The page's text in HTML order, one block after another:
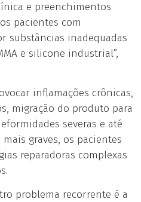
e preenchimentos
pacientes com
substâncias inadequadas
e silicone industrial”,
inflamações crônicas,
migração do produto para
severas e até
graves, os pacientes
reparadoras complexas
problema recorrente é a